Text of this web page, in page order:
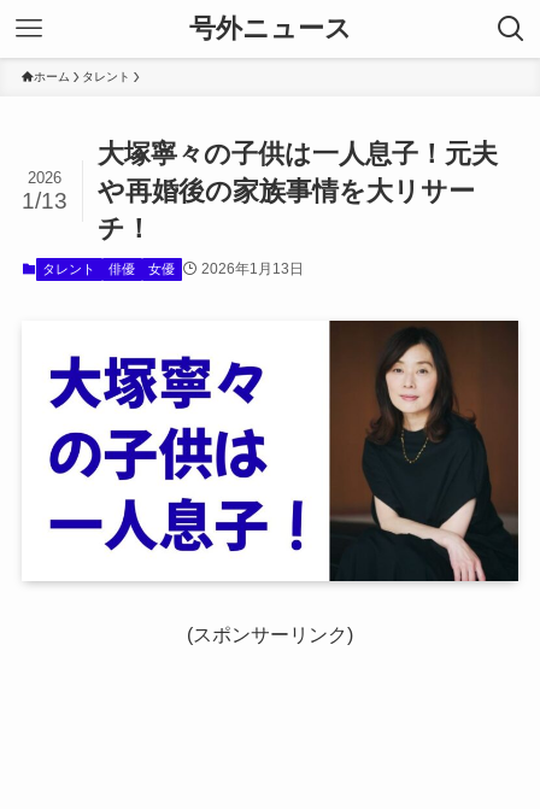
号外ニュース
ホーム タレント
大塚寧々の子供は一人息子！元夫
や再婚後の家族事情を大リサー
チ！
2026
1/13
タレント 俳優 女優 2026年1月13日
(スポンサーリンク)